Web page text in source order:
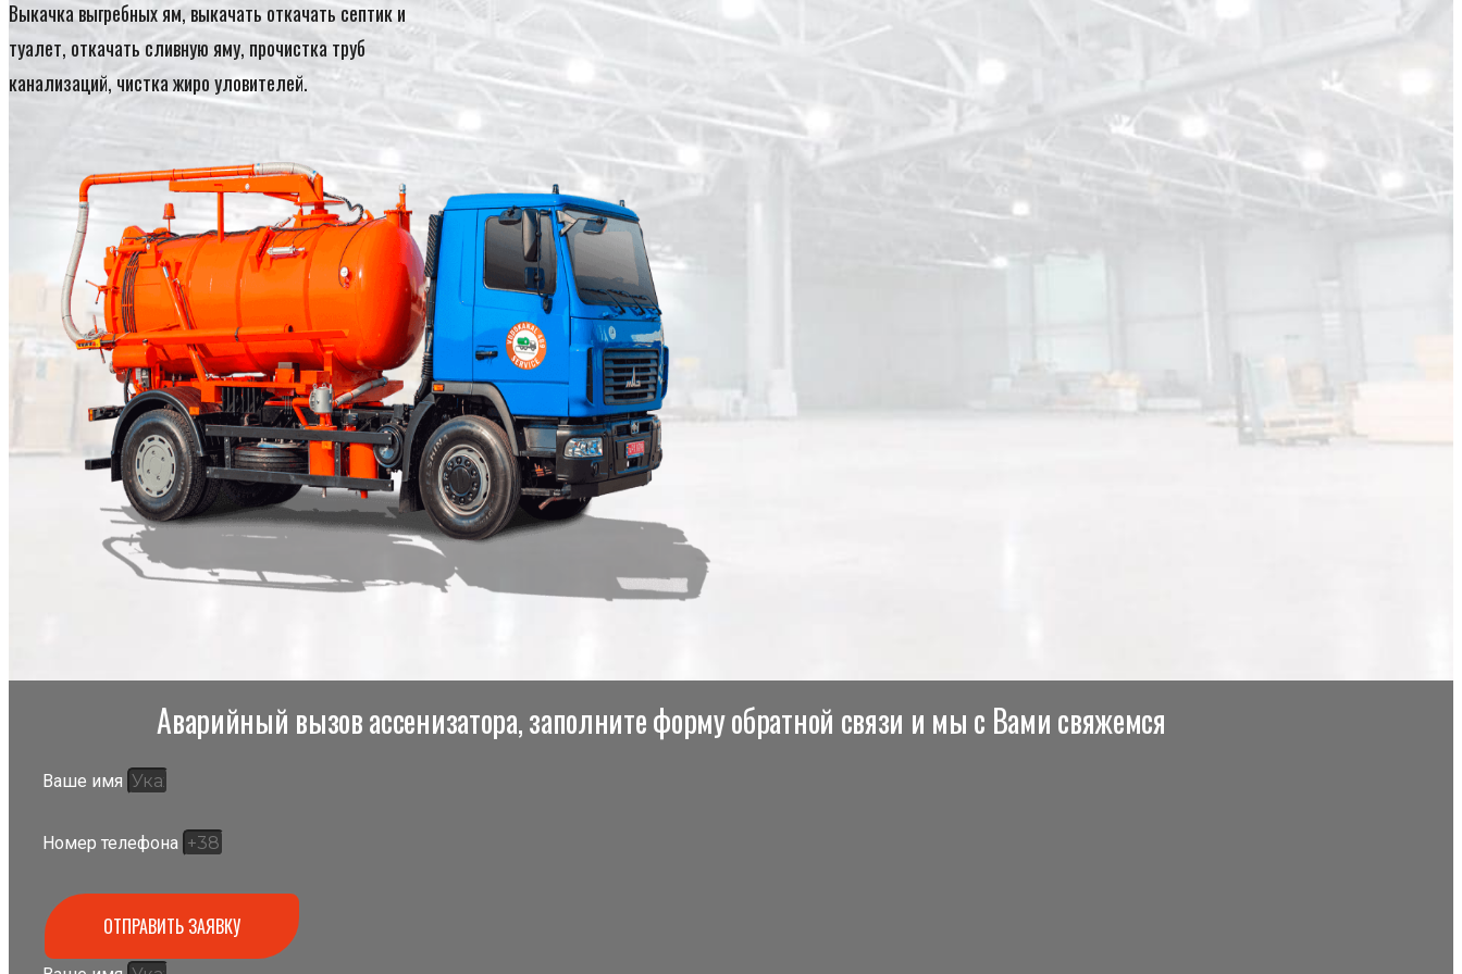
Выкачка выгребных ям, выкачать откачать септик и
туалет, откачать сливную яму, прочистка труб
канализаций, чистка жиро уловителей.
Аварийный вызов ассенизатора, заполните форму обратной связи и мы с Вами свяжемся
Ваше имя
Номер телефона
ОТПРАВИТЬ ЗАЯВКУ